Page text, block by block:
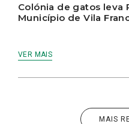
Colónia de gatos leva
Município de Vila
VER MAIS
MAIS